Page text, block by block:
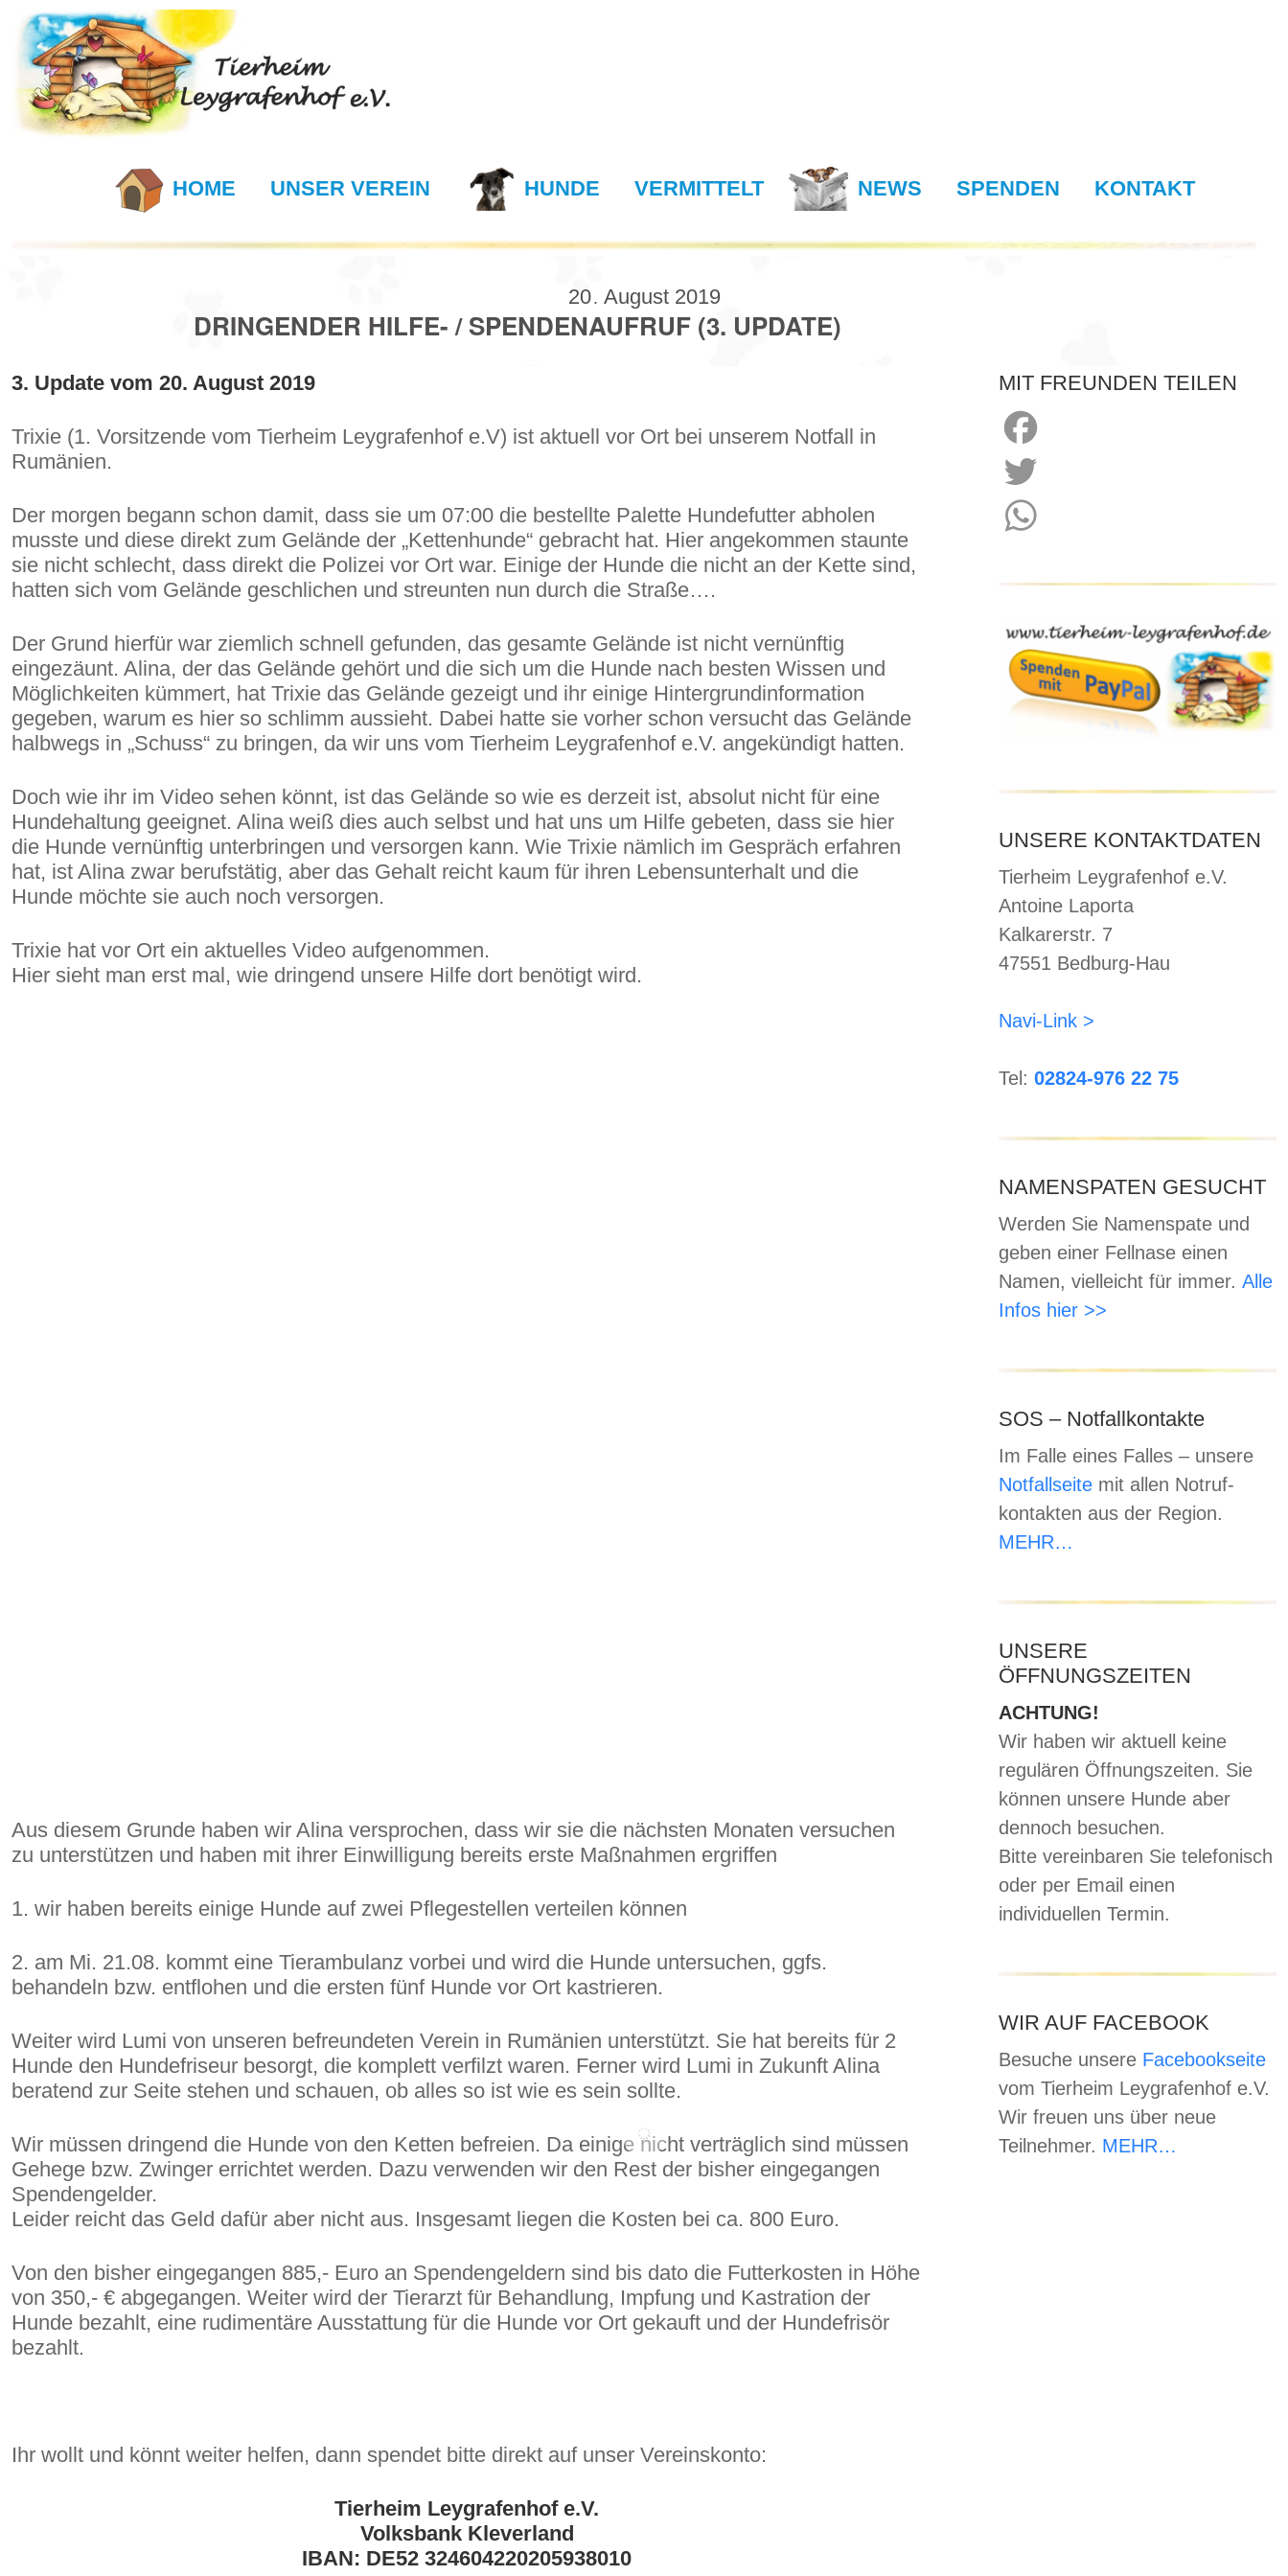
HOME UNSER VEREIN HUNDE VERMITTELT NEWS SPENDEN KONTAKT
20. August 2019
DRINGENDER HILFE- / SPENDENAUFRUF (3. UPDATE)
3. Update vom 20. August 2019
Trixie (1. Vorsitzende vom Tierheim Leygrafenhof e.V) ist aktuell vor Ort bei unserem Notfall in
Rumänien.
Der morgen begann schon damit, dass sie um 07:00 die bestellte Palette Hundefutter abholen
musste und diese direkt zum Gelände der „Kettenhunde“ gebracht hat. Hier angekommen staunte
sie nicht schlecht, dass direkt die Polizei vor Ort war. Einige der Hunde die nicht an der Kette sind,
hatten sich vom Gelände geschlichen und streunten nun durch die Straße….
Der Grund hierfür war ziemlich schnell gefunden, das gesamte Gelände ist nicht vernünftig
eingezäunt. Alina, der das Gelände gehört und die sich um die Hunde nach besten Wissen und
Möglichkeiten kümmert, hat Trixie das Gelände gezeigt und ihr einige Hintergrundinformation
gegeben, warum es hier so schlimm aussieht. Dabei hatte sie vorher schon versucht das Gelände
halbwegs in „Schuss“ zu bringen, da wir uns vom Tierheim Leygrafenhof e.V. angekündigt hatten.
Doch wie ihr im Video sehen könnt, ist das Gelände so wie es derzeit ist, absolut nicht für eine
Hundehaltung geeignet. Alina weiß dies auch selbst und hat uns um Hilfe gebeten, dass sie hier
die Hunde vernünftig unterbringen und versorgen kann. Wie Trixie nämlich im Gespräch erfahren
hat, ist Alina zwar berufstätig, aber das Gehalt reicht kaum für ihren Lebensunterhalt und die
Hunde möchte sie auch noch versorgen.
Trixie hat vor Ort ein aktuelles Video aufgenommen.
Hier sieht man erst mal, wie dringend unsere Hilfe dort benötigt wird.
Aus diesem Grunde haben wir Alina versprochen, dass wir sie die nächsten Monaten versuchen
zu unterstützen und haben mit ihrer Einwilligung bereits erste Maßnahmen ergriffen
1. wir haben bereits einige Hunde auf zwei Pflegestellen verteilen können
2. am Mi. 21.08. kommt eine Tierambulanz vorbei und wird die Hunde untersuchen, ggfs.
behandeln bzw. entflohen und die ersten fünf Hunde vor Ort kastrieren.
Weiter wird Lumi von unseren befreundeten Verein in Rumänien unterstützt. Sie hat bereits für 2
Hunde den Hundefriseur besorgt, die komplett verfilzt waren. Ferner wird Lumi in Zukunft Alina
beratend zur Seite stehen und schauen, ob alles so ist wie es sein sollte.
Wir müssen dringend die Hunde von den Ketten befreien. Da einige nicht verträglich sind müssen
Gehege bzw. Zwinger errichtet werden. Dazu verwenden wir den Rest der bisher eingegangen
Spendengelder.
Leider reicht das Geld dafür aber nicht aus. Insgesamt liegen die Kosten bei ca. 800 Euro.
Von den bisher eingegangen 885,- Euro an Spendengeldern sind bis dato die Futterkosten in Höhe
von 350,- € abgegangen. Weiter wird der Tierarzt für Behandlung, Impfung und Kastration der
Hunde bezahlt, eine rudimentäre Ausstattung für die Hunde vor Ort gekauft und der Hundefrisör
bezahlt.
Ihr wollt und könnt weiter helfen, dann spendet bitte direkt auf unser Vereinskonto:
Tierheim Leygrafenhof e.V.
Volksbank Kleverland
IBAN: DE52 324604220205938010
MIT FREUNDEN TEILEN
Facebook
Twitter
UNSERE KONTAKTDATEN
Tierheim Leygrafenhof e.V.
Antoine Laporta
Kalkarerstr. 7
47551 Bedburg-Hau
Navi-Link >
Tel: 02824-976 22 75
NAMENSPATEN GESUCHT
Werden Sie Namenspate und
geben einer Fellnase einen
Namen, vielleicht für immer. Alle
Infos hier >>
SOS – Notfallkontakte
Im Falle eines Falles – unsere
Notfallseitemit allen Notruf-
kontakten aus der Region.
MEHR…
UNSERE
ÖFFNUNGSZEITEN
ACHTUNG!
Wir haben wir aktuell keine
regulären Öffnungszeiten. Sie
können unsere Hunde aber
dennoch besuchen.
Bitte vereinbaren Sie telefonisch
oder per Email einen
individuellen Termin.
WIR AUF FACEBOOK
Besuche unsere Facebookseite
vom Tierheim Leygrafenhof e.V.
Wir freuen uns über neue
Teilnehmer. MEHR…